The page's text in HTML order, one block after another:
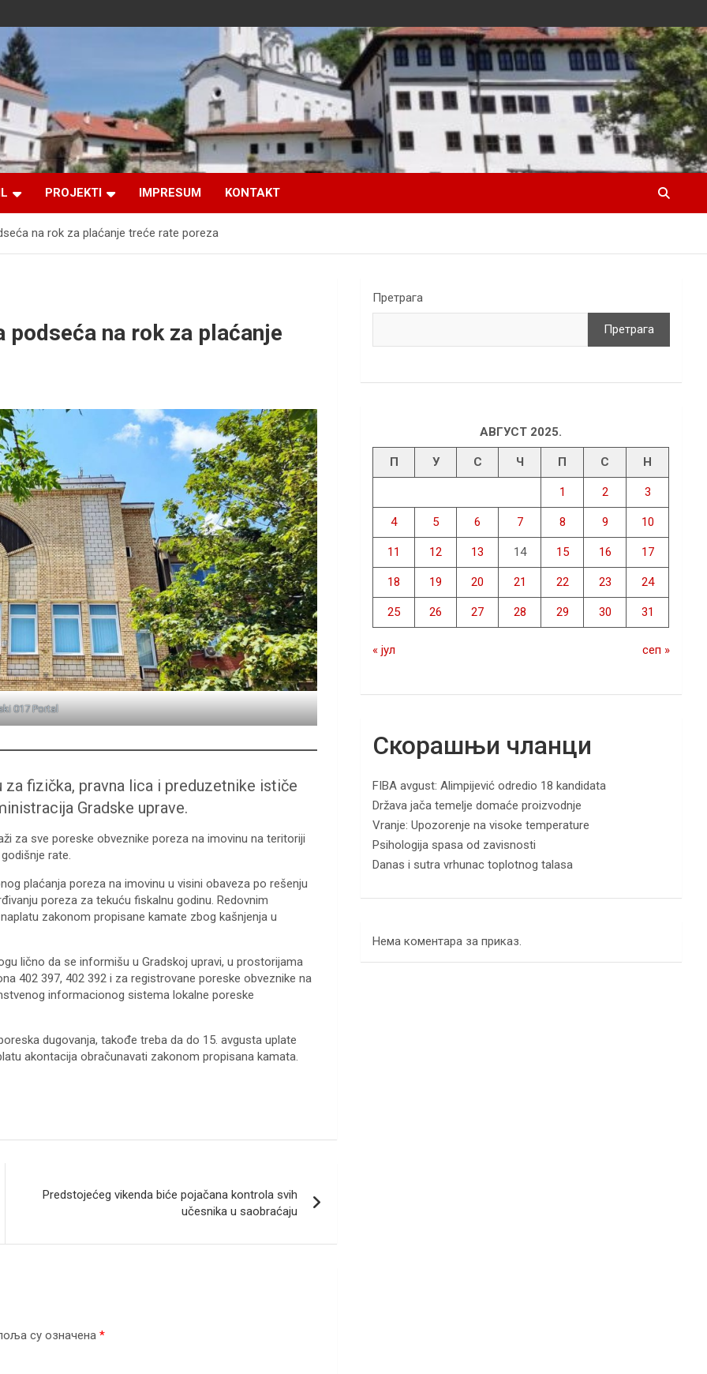
PROJEKTI IMPRESUM KONTAKT
na rok za plaćanje treće rate poreza
na rok za plaćanje
017 Portal
fizička, pravna lica i preduzetnike ističe
Gradske uprave.
za sve poreske obveznike poreza na imovinu na teritoriji
rate.
plaćanja poreza na imovinu u visini obaveza po rešenju
poreza za tekuću fiskalnu godinu. Redovnim
zakonom propisane kamate zbog kašnjenja u
lično da se informišu u Gradskoj upravi, u prostorijama
402 397, 402 392 i za registrovane poreske obveznike na
informacionog sistema lokalne poreske
dugovanja, takođe treba da do 15. avgusta uplate
akontacija obračunavati zakonom propisana kamata.
Predstojećeg vikenda biće pojačana kontrola svih
učesnika u saobraćaju
су означена *
Претрага
Претрага
АВГУСТ 2025.
П У С Ч П С Н
1 2 3
4 5 6 7 8 9 10
11 12 13 14 15 16 17
18 19 20 21 22 23 24
25 26 27 28 29 30 31
« јул сеп »
Скорашњи чланци
FIBA avgust: Alimpijević odredio 18 kandidata
Država jača temelje domaće proizvodnje
Vranje: Upozorenje na visoke temperature
Psihologija spasa od zavisnosti
Danas i sutra vrhunac toplotnog talasa
Нема коментара за приказ.